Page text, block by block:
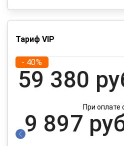
Тариф VIP
- 40%
59 380
При оплате
9 897